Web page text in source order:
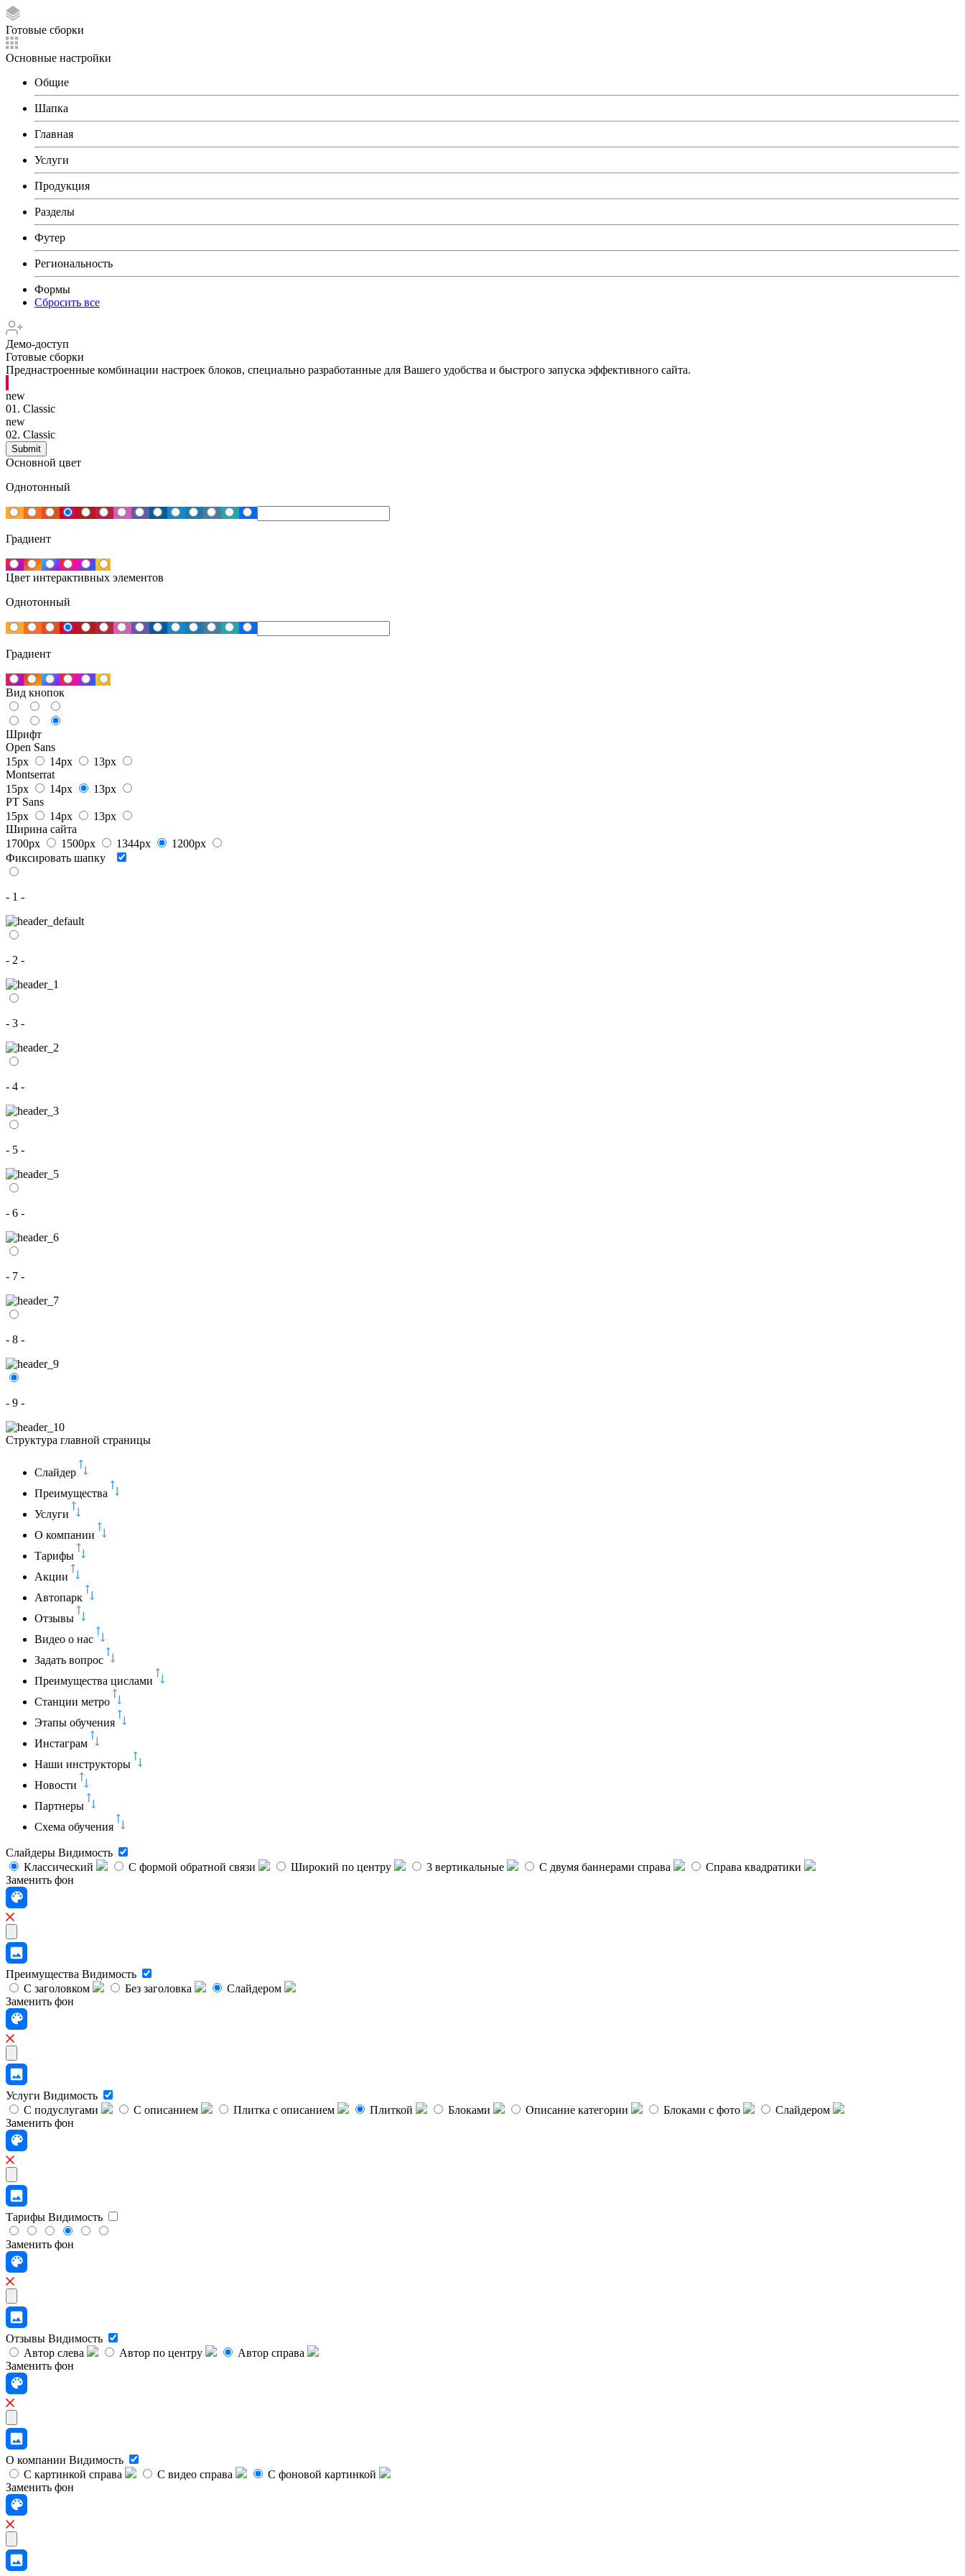
Готовые сборки
Основные настройки
Общие
Шапка
Главная
Услуги
Продукция
Разделы
Футер
Региональность
Формы
Сбросить все
Демо-доступ
Готовые сборки
Преднастроенные комбинации настроек блоков, специально разработанные для Вашего удобства и быстрого запуска эффективного сайта.
new
01. Classic
new
02. Classic
Основной цвет
Однотонный
Градиент
Цвет интерактивных элементов
Однотонный
Градиент
Вид кнопок
Шрифт
Open Sans
15px
14px
13px
Montserrat
15px
14px
13px
PT Sans
15px
14px
13px
Ширина сайта
1700px
1500px 1344px
1200px
Фиксировать шапку
- 1 -
- 2 -
- 3 -
- 4 -
- 5 -
- 6 -
- 7 -
- 8 -
- 9 -
Структура главной страницы
Слайдер
Преимущества
Услуги
О компании
Тарифы
Акции
Автопарк
Отзывы
Видео о нас
Задать вопрос
Преимущества цислами
Станции метро
Этапы обучения
Инстаграм
Наши инструкторы
Новости
Партнеры
Схема обучения
Слайдеры Видимость
Классический
C формой обратной связи Широкий по центру 3 вертикальные С двумя баннерами справа
Справа квадратики
Заменить фон
Преимущества Видимость
С заголовком
Без заголовка
Слайдером
Заменить фон
Услуги Видимость
С подуслугами
С описанием Плитка с описанием Плиткой Блоками Описание категории Блоками с фото
Слайдером
Заменить фон
Тарифы Видимость
Заменить фон
Отзывы Видимость
Автор слева
Автор по центру
Автор справа
Заменить фон
О компании Видимость
С картинкой справа
С видео справа
С фоновой картинкой
Заменить фон